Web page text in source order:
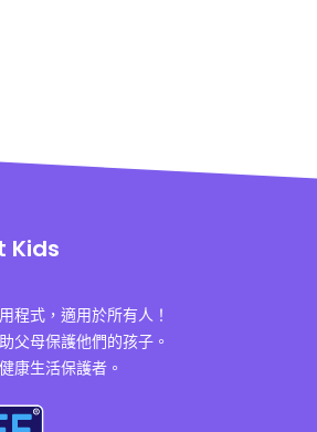
Kids
程式，適用於所有人！
父母保護他們的孩子。
康生活保護者。